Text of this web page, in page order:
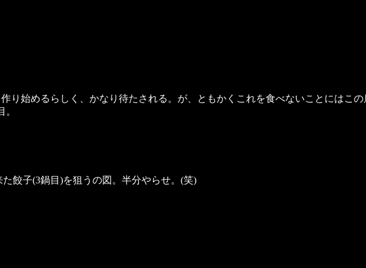
り始めるらしく、かなり待たされる。が、ともかくこれを食べないことにはこ
餃子(3鍋目)を狙うの図。半分やらせ。(笑)